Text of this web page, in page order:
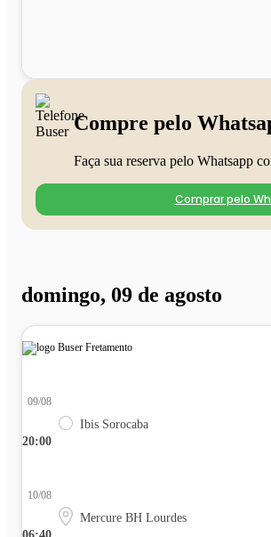
Compre pelo
Faça sua reserva pelo Whatsapp
Comprar pelo
domingo, 09 de agosto
20:00
09/08
Ibis Sorocaba
10/08
Mercure BH Lourdes